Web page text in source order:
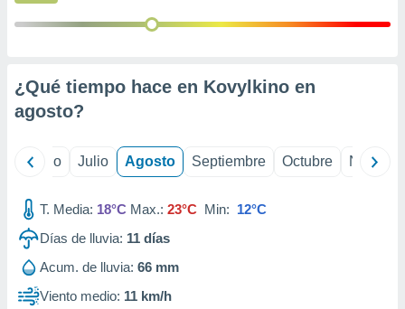
e
mediante
de
¿Qué tiempo hace en Kovylkino en
agosto?
Junio Julio Agosto Septiembre Octubre
T. Media: 18°C Max.: 23°C Min: 12°C
Días de lluvia: 11 días
Acum. de lluvia: 66 mm
Viento medio: 11 km/h